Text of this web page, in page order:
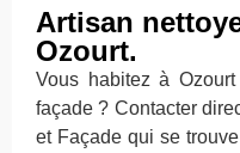
Artisan
Ozourt.
Vous habitez à
façade ? Contacter
et Façade qui se